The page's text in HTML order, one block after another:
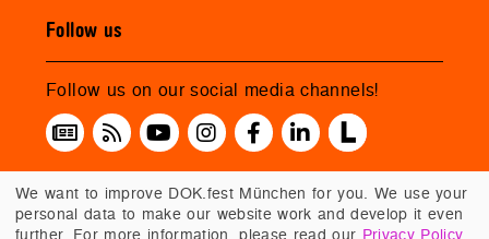
Follow us
Follow us on our social media channels!
We want to improve DOK.fest München for you. We use your
personal data to make our website work and develop it even
further. For more information, please read our Privacy Policy.